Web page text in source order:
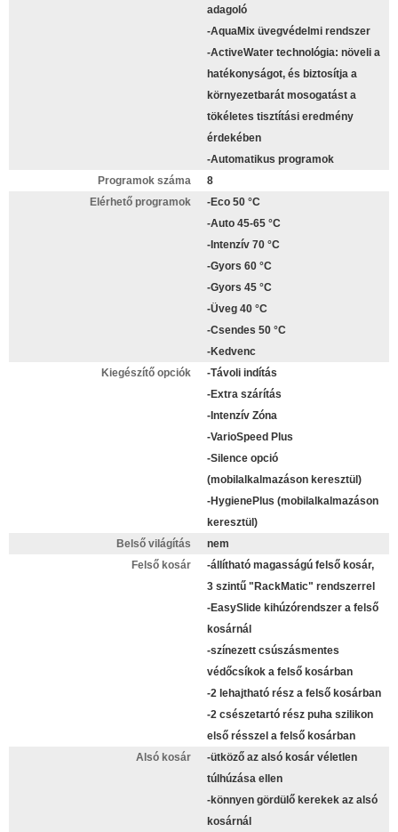
adagoló
-AquaMix üvegvédelmi rendszer
-ActiveWater technológia: növeli a
hatékonyságot, és biztosítja a
környezetbarát mosogatást a
tökéletes tisztítási eredmény
érdekében
-Automatikus programok
Programok száma
8
Elérhető programok
-Eco 50 °C
-Auto 45-65 °C
-Intenzív 70 °C
-Gyors 60 °C
-Gyors 45 °C
-Üveg 40 °C
-Csendes 50 °C
-Kedvenc
Kiegészítő opciók
-Távoli indítás
-Extra szárítás
-Intenzív Zóna
-VarioSpeed Plus
-Silence opció
(mobilalkalmazáson keresztül)
-HygienePlus (mobilalkalmazáson
keresztül)
Belső világítás
nem
Felső kosár
-állítható magasságú felső kosár,
3 szintű "RackMatic" rendszerrel
-EasySlide kihúzórendszer a felső
kosárnál
-színezett csúszásmentes
védőcsíkok a felső kosárban
-2 lehajtható rész a felső kosárban
-2 csészetartó rész puha szilikon
első résszel a felső kosárban
Alsó kosár
-ütköző az alsó kosár véletlen
túlhúzása ellen
-könnyen gördülő kerekek az alsó
kosárnál